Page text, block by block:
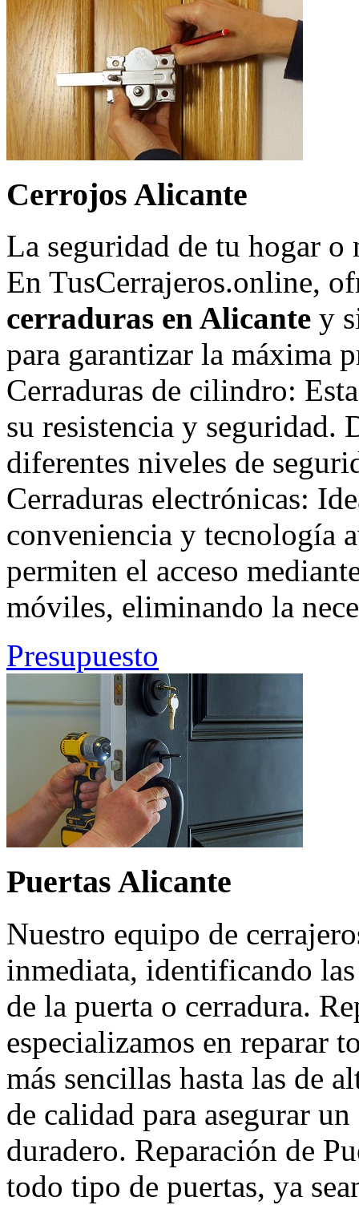
Cerrojos Alicante
La seguridad de tu hogar o
En TusCerrajeros.online,
cerraduras en Alicante y
para garantizar la máxima
Cerraduras de cilindro:
su resistencia y seguridad.
diferentes niveles de
Cerraduras electrónicas:
conveniencia y tecnología
permiten el acceso
móviles, eliminando la
Presupuesto
Puertas Alicante
Nuestro equipo de
inmediata, identificando
de la puerta o cerradura.
especializamos en reparar
más sencillas hasta las de
de calidad para asegurar
duradero. Reparación de
todo tipo de puertas, ya